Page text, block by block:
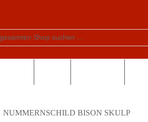
NUMMERNSCHILD BISON SKULP